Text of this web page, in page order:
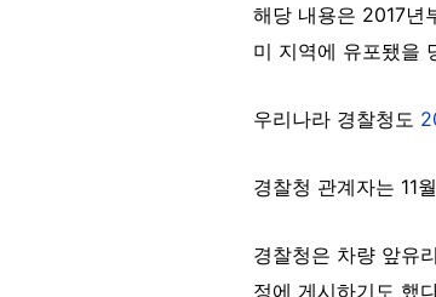
해당 내용은 2017년
미 지역에 유포됐을
우리나라 경찰청도
경찰청 관계자는 11
경찰청은 차량 앞유
정에 게시하기도 했